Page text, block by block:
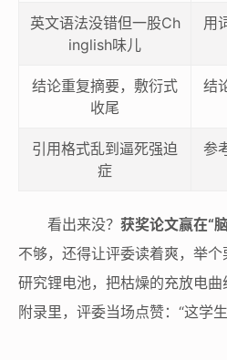
英文语法没错但一股Ch
inglish味儿
用
结论重复摘要，敷衍式
收尾
结
引用格式乱到逼死强迫
症
参
看出来没？ 获奖论文赢在“
不够，还得让评委读着爽，举
研究锂电池，把枯燥的充放电
附录里，评委当场点赞：“这学